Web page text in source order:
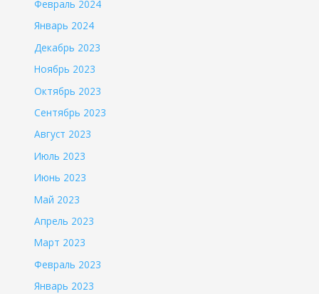
Февраль 2024
Январь 2024
Декабрь 2023
Ноябрь 2023
Октябрь 2023
Сентябрь 2023
Август 2023
Июль 2023
Июнь 2023
Май 2023
Апрель 2023
Март 2023
Февраль 2023
Январь 2023